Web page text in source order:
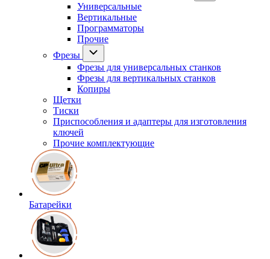
Универсальные
Вертикальные
Программаторы
Прочие
Фрезы
Фрезы для универсальных станков
Фрезы для вертикальных станков
Копиры
Щетки
Тиски
Приспособления и адаптеры для изготовления
ключей
Прочие комплектующие
Батарейки